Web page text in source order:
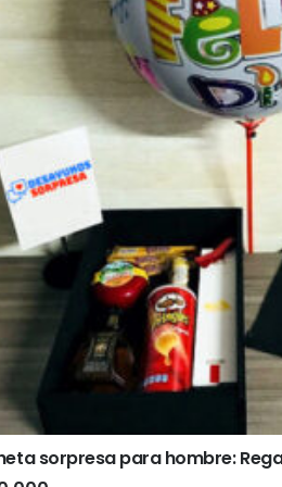
sorpresa para hombre: